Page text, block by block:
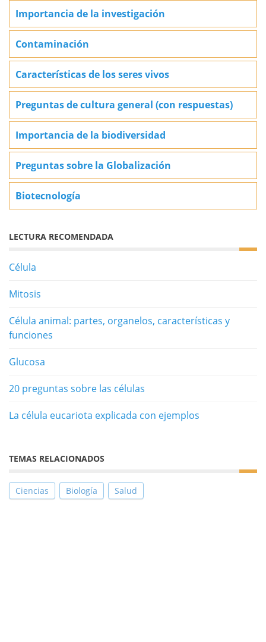
Importancia de la investigación
Contaminación
Características de los seres vivos
Preguntas de cultura general (con respuestas)
Importancia de la biodiversidad
Preguntas sobre la Globalización
Biotecnología
LECTURA RECOMENDADA
Célula
Mitosis
Célula animal: partes, organelos, características y
funciones
Glucosa
20 preguntas sobre las células
La célula eucariota explicada con ejemplos
TEMAS RELACIONADOS
Ciencias Biología Salud